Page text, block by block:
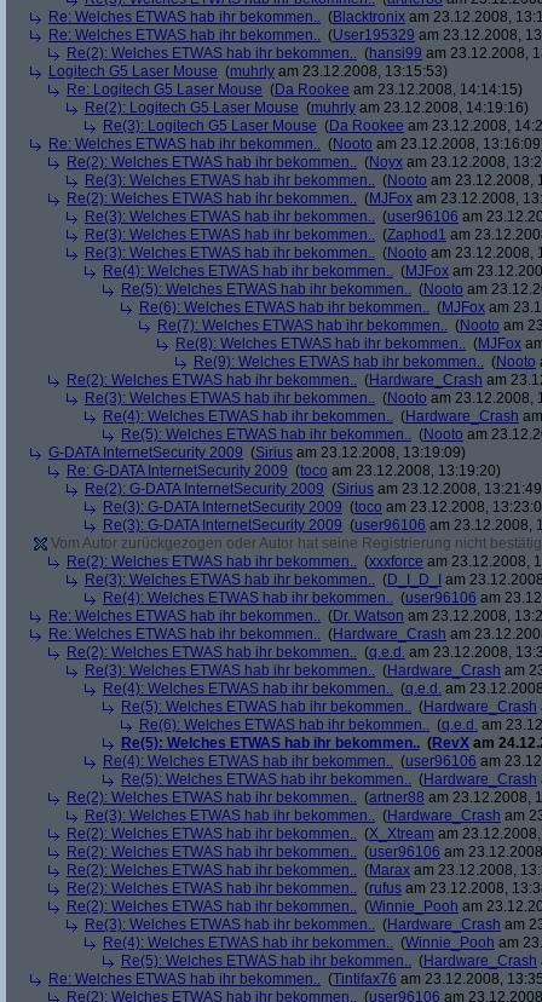
Re: Welches ETWAS hab ihr bekommen.. (Blacktronix am 23.12.2008,
Re: Welches ETWAS hab ihr bekommen.. (User195329 am 23.12.2008,
Re(2): Welches ETWAS hab ihr bekommen.. (hansi99 am 23.12.2008,
Logitech G5 Laser Mouse (muhrly am 23.12.2008, 13:15:53)
Re: Logitech G5 Laser Mouse (Da Rookee am 23.12.2008, 14:14:15)
Re(2): Logitech G5 Laser Mouse (muhrly am 23.12.2008, 14:19:16)
Re(3): Logitech G5 Laser Mouse (Da Rookee am 23.12.2008,
Re: Welches ETWAS hab ihr bekommen.. (Nooto am 23.12.2008,
Re(2): Welches ETWAS hab ihr bekommen.. (Noyx am 23.12.2008,
Re(3): Welches ETWAS hab ihr bekommen.. (Nooto am 23.12.2008,
Re(2): Welches ETWAS hab ihr bekommen.. (MJFox am 23.12.2008,
Re(3): Welches ETWAS hab ihr bekommen.. (user96106 am
Re(3): Welches ETWAS hab ihr bekommen.. (Zaphod1 am
Re(3): Welches ETWAS hab ihr bekommen.. (Nooto am 23.12.2008,
Re(4): Welches ETWAS hab ihr bekommen.. (MJFox am
Re(5): Welches ETWAS hab ihr bekommen.. (Nooto am
Re(6): Welches ETWAS hab ihr bekommen.. (MJFox am
Re(7): Welches ETWAS hab ihr bekommen.. (Nooto am
Re(8): Welches ETWAS hab ihr bekommen.. (MJFox
Re(9): Welches ETWAS hab ihr bekommen.. (Nooto
Re(2): Welches ETWAS hab ihr bekommen.. (Hardware_Crash am
Re(3): Welches ETWAS hab ihr bekommen.. (Nooto am 23.12.2008,
Re(4): Welches ETWAS hab ihr bekommen.. (Hardware_Crash
Re(5): Welches ETWAS hab ihr bekommen.. (Nooto am
G-DATA InternetSecurity 2009 (Sirius am 23.12.2008, 13:19:09)
Re: G-DATA InternetSecurity 2009 (toco am 23.12.2008, 13:19:20)
Re(2): G-DATA InternetSecurity 2009 (Sirius am 23.12.2008,
Re(3): G-DATA InternetSecurity 2009 (toco am 23.12.2008,
Re(3): G-DATA InternetSecurity 2009 (user96106 am 23.12.2008,
Vom Autor zurückgezogen oder Autor hat seine Registrierung nicht
Re(2): Welches ETWAS hab ihr bekommen.. (xxxforce am 23.12.2008,
Re(3): Welches ETWAS hab ihr bekommen.. (D_I_D_I
am
Re(4): Welches ETWAS hab ihr bekommen.. (user96106 am
Re: Welches ETWAS hab ihr bekommen.. (Dr. Watson am 23.12.2008,
Re: Welches ETWAS hab ihr bekommen.. (Hardware_Crash am
Re(2): Welches ETWAS hab ihr bekommen.. (q.e.d. am 23.12.2008,
Re(3): Welches ETWAS hab ihr bekommen.. (Hardware_Crash am
Re(4): Welches ETWAS hab ihr bekommen.. (q.e.d. am
Re(5): Welches ETWAS hab ihr bekommen.. (Hardware_Crash
Re(6): Welches ETWAS hab ihr bekommen.. (q.e.d. am
Re(5): Welches ETWAS hab ihr bekommen.. (RevX am
Re(4): Welches ETWAS hab ihr bekommen.. (user96106 am
Re(5): Welches ETWAS hab ihr bekommen.. (Hardware_Crash
Re(2): Welches ETWAS hab ihr bekommen.. (artner88 am 23.12.2008,
Re(3): Welches ETWAS hab ihr bekommen.. (Hardware_Crash am
Re(2): Welches ETWAS hab ihr bekommen.. (X_Xtream am
Re(2): Welches ETWAS hab ihr bekommen.. (user96106 am
Re(2): Welches ETWAS hab ihr bekommen.. (Marax am 23.12.2008,
Re(2): Welches ETWAS hab ihr bekommen.. (rufus am 23.12.2008,
Re(2): Welches ETWAS hab ihr bekommen.. (Winnie_Pooh am
Re(3): Welches ETWAS hab ihr bekommen.. (Hardware_Crash am
Re(4): Welches ETWAS hab ihr bekommen.. (Winnie_Pooh am
Re(5): Welches ETWAS hab ihr bekommen.. (Hardware_Crash
Re: Welches ETWAS hab ihr bekommen.. (Tintifax76 am 23.12.2008,
Re(2): Welches ETWAS hab ihr bekommen.. (user96106 am